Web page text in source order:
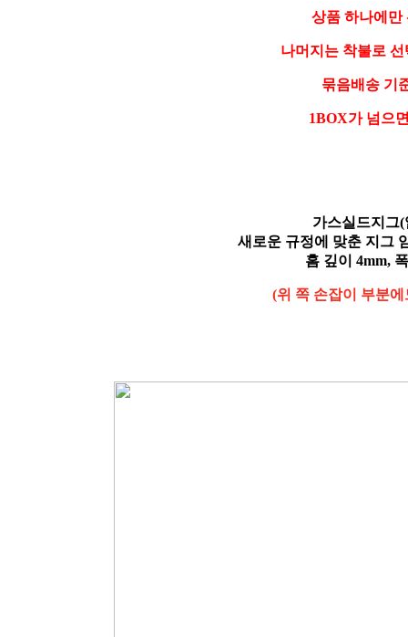
상품 하나에만
나머지는 착불로
묶음배송 기
1BOX가 넘으
가스실드지그
새로운 규정에 맞춘 지그
홈 깊이 4mm,
(위 쪽 손잡이 부분